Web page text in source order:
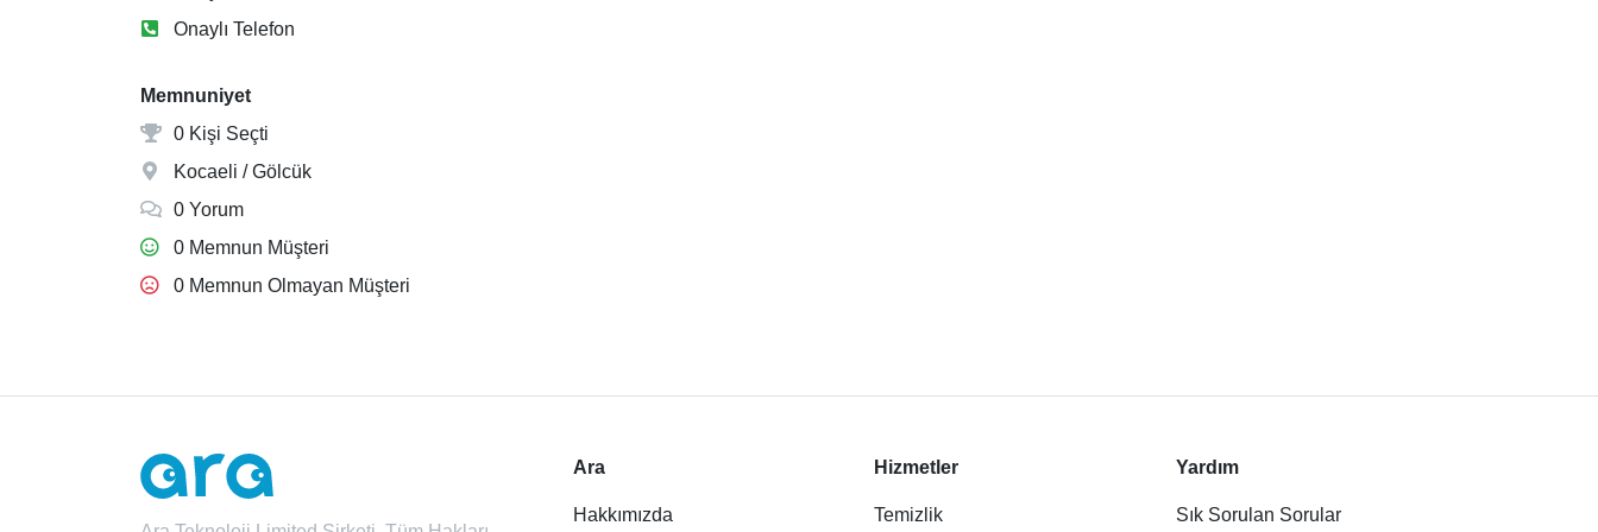
Onaylı Telefon
Memnuniyet
0 Kişi Seçti
Kocaeli / Gölcük
0 Yorum
0 Memnun Müşteri
0 Memnun Olmayan Müşteri
Ara
Hakkımızda
Hizmetler
Temizlik
Yardım
Sık Sorulan Sorular